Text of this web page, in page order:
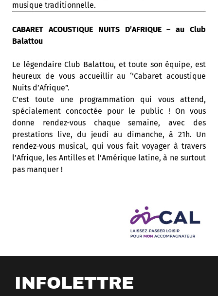
musique traditionnelle.
CABARET ACOUSTIQUE NUITS D’AFRIQUE – au Club
Balattou
Le légendaire Club Balattou, et toute son équipe, est
heureux de vous accueillir au ‘’Cabaret acoustique
Nuits d’Afrique”.
C’est toute une programmation qui vous attend,
spécialement concoctée pour le public ! On vous
donne rendez-vous chaque semaine, avec des
prestations live, du jeudi au dimanche, à 21h. Un
rendez-vous musical, qui vous fait voyager à travers
l’Afrique, les Antilles et l’Amérique latine, à ne surtout
pas manquer !
INFOLETTRE